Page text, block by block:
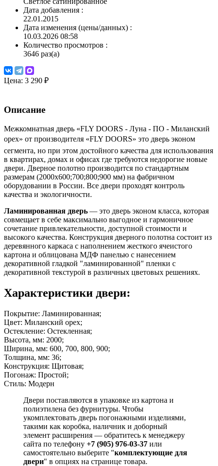
Дата добавления :
22.01.2015
Дата изменения (цены/данных) :
10.03.2026 08:58
Количество просмотров :
3646 раз(а)
Цена: 3 290 ₽
Описание
Межкомнатная дверь «FLY DOORS - Луна - ПО - Миланский
орех» от производителя «FLY DOORS» это дверь эконом
сегмента, но при этом достойного качества для использования
в квартирах, домах и офисах где требуются недорогие новые
двери. Дверное полотно производится по стандартным
размерам (2000х600;700;800;900 мм) на фабричном
оборудовании в России. Все двери проходят контроль
качества и экологичности.
Ламинированная дверь — это дверь эконом класса, которая
совмещает в себе максимально выгодное и гармоничное
сочетание привлекательности, доступной стоимости и
высокого качества. Конструкция дверного полотна состоит из
деревянного каркаса с наполнением жесткого ячеистого
картона и облицована МДФ панелью с нанесением
декоративной гладкой "ламинированной" пленки с
декоративной текстурой в различных цветовых решениях.
Характеристики двери:
Покрытие: Ламинированная;
Цвет: Миланский орех;
Остекление: Остекленная;
Высота, мм: 2000;
Ширина, мм: 600, 700, 800, 900;
Толщина, мм: 36;
Конструкция: Щитовая;
Погонаж: Простой;
Стиль: Модерн
Двери поставляются в упаковке из картона и
полиэтилена без фурнитуры. Чтобы
укомплектовать дверь погонажными изделиями,
такими как коробка, наличник и доборный
элемент расширения — обратитесь к менеджеру
сайта по телефону +7 (905) 976-03-37 или
самостоятельно выберите "комплектующие для
двери" в опциях на странице товара.